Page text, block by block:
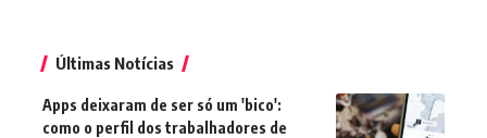
Últimas Notícias
Apps deixaram de ser só um 'bico':
como o perfil dos trabalhadores de